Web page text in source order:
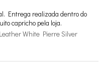
Entrega realizada dentro do
capricho pela loja.
White Pierre Silver